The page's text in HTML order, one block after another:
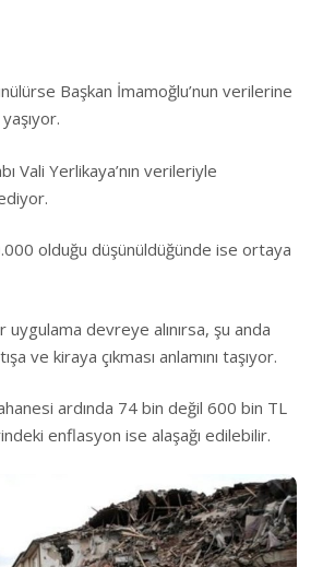
Başkan İmamoğlu’nun verilerine
Vali Yerlikaya’nın verileriyle
olduğu düşünüldüğünde ise ortaya
uygulama devreye alınırsa, şu anda
ve kiraya çıkması anlamını taşıyor.
ardında 74 bin değil 600 bin TL
enflasyon ise alaşağı edilebilir.